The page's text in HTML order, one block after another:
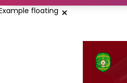
×